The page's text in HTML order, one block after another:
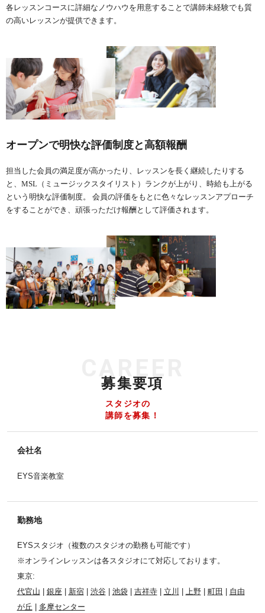
各レッスンコースに詳細なノウハウを用意することで講師未経験でも質
の高いレッスンが提供できます。
オープンで明快な評価制度と高額報酬
担当した会員の満足度が高かったり、レッスンを長く継続したりする
と、MSL（ミュージックスタイリスト）ランクが上がり、時給も上がる
という明快な評価制度。 会員の評価をもとに色々なレッスンアプローチ
をすることができ、頑張っただけ報酬として評価されます。
募集要項
CAREER
スタジオの
講師を募集！
会社名
EYS音楽教室
勤務地
EYSスタジオ（複数のスタジオの勤務も可能です）
※オンラインレッスンは各スタジオにて対応しております。
東京:
代官山
銀座| 新宿| 渋谷| 池袋| 吉祥寺| 立川 上野| 町田
自由
が丘
多摩センター